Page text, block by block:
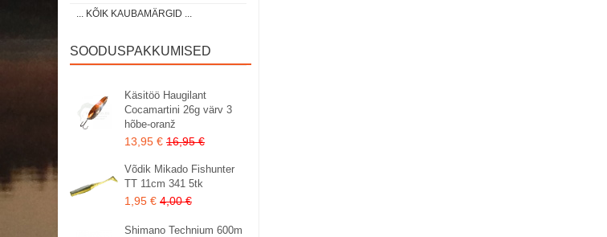
... KÕIK KAUBAMÄRGID ...
SOODUSPAKKUMISED
Käsitöö Haugilant
Cocamartini 26g värv 3
hõbe-oranž
13,95 € 16,95 €
Võdik Mikado Fishunter
TT 11cm 341 5tk
1,95 € 4,00 €
Shimano Technium 600m